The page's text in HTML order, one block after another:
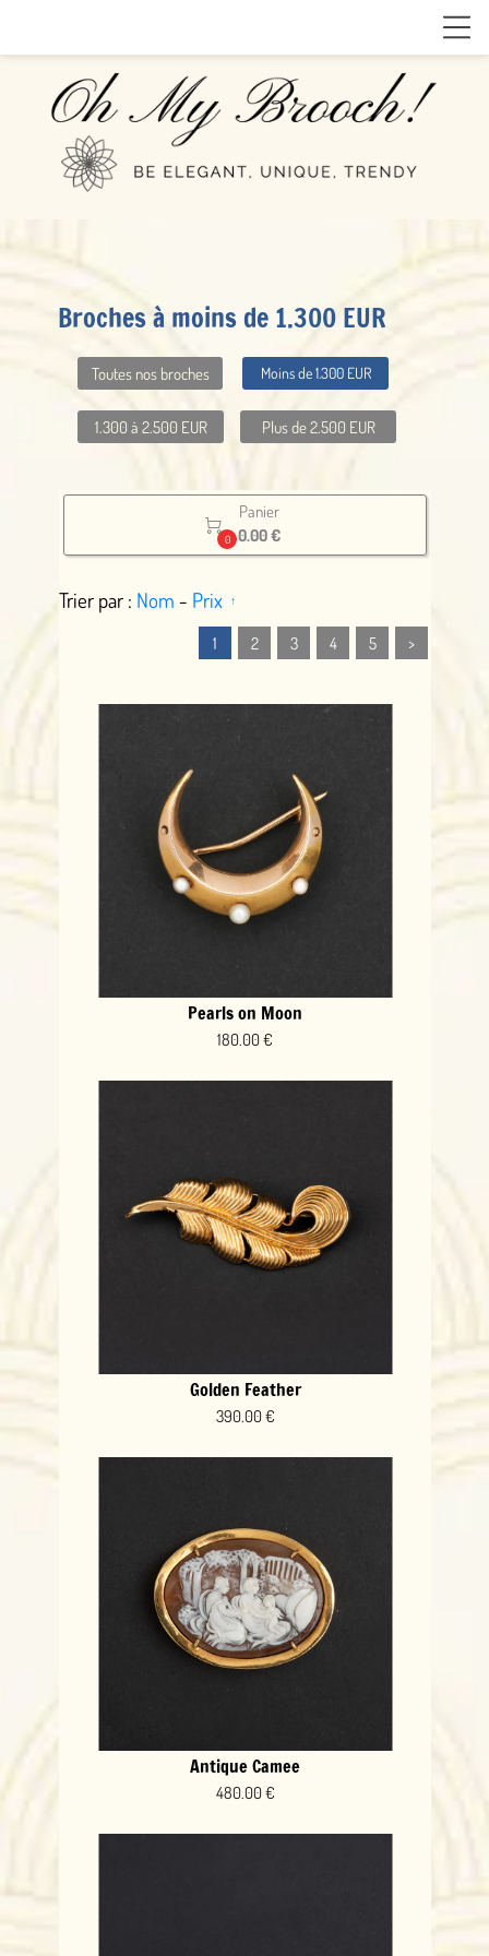
Broches à moins de 1.300 EUR
1.300 à 2.500 EUR
Toutes nos broches Moins de 1.300 EUR
Plus de 2.500 EUR

0
Panier
0.00 €
Trier par : Nom - Prix
1 2 3 4 5 >
Pearls on Moon
180.00 €
Golden Feather
390.00 €
Antique Camee
480.00 €